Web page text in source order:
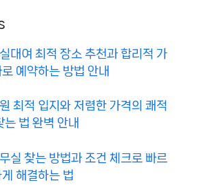
대여 최적 장소 추천과 합리적 가
예약하는 방법 안내
최적 입지와 저렴한 가격의 쾌적
는 법 완벽 안내
실 찾는 방법과 조건 체크로 빠르
해결하는 법